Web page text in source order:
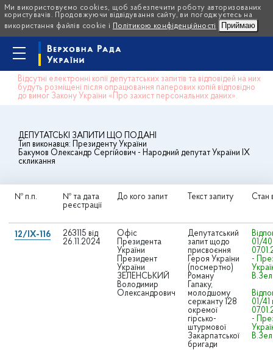
Ми використовуємо cookies, щоб забезпечити роботу авторизованих
користувачів. Продовжуючи відвідування сайту, ви погоджуєтесь на
використання файлів cookie і
Політикою конфіденційності Приймаю
Відсутні електронні копії депутатських запитів та відповідей на них
будуть розміщені після опрацювання паперових копій відповідно
до вимог Закону України «Про захист персональних даних».
ДЕПУТАТСЬКІ ЗАПИТИ ЩО ПОДАНІ
Тип виконавця: Президенту України
Бакумов Олександр Сергійович - Народний депутат України IX
скликання
№ п.п.
№ та дата
реєстрації
До кого запит Текст запиту Стан
12/IX-116
263115 від
26.11.2024
Офіс
Президента
України
Президент
України
ЗЕЛЕНСЬКИЙ
Володимир
Олександрович
Депутатський
запит щодо
присвоєння
Героя України
(посмертно)
Роману
Гапаку,
молодшому
сержанту 128
окремої
гірсько-
штурмової
Закарпатської
бригади
01/40
-
01/41
-